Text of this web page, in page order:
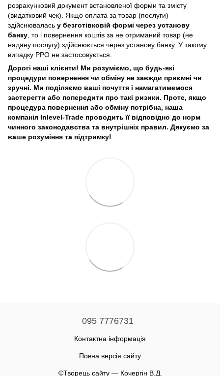
розрахунковий документ встановленої форми та змісту
(видатковий чек). Якщо оплата за товар (послуги)
здійснювалась у безготівковій формі через установу
банку , то і повернення коштів за не отриманий товар (не
надану послугу) здійснюється через установу банку. У такому
випадку РРО не застосовується.
Дорогі наші клієнти! Ми розуміємо, що будь-які
процедури повернення чи обміну не завжди приємні чи
зручні. Ми поділяємо ваші почуття і намагатимемося
застерегти або попередити про такі ризики. Проте, якщо
процедура повернення або обміну потрібна, наша
компанія Inlevel-Trade проводить її відповідно до норм
чинного законодавства та внутрішніх правил. Дякуємо за
ваше розуміння та підтримку!
095 7776731
Контактна інформація
Повна версія сайту
©Творець сайту — Кочергін В.Д.